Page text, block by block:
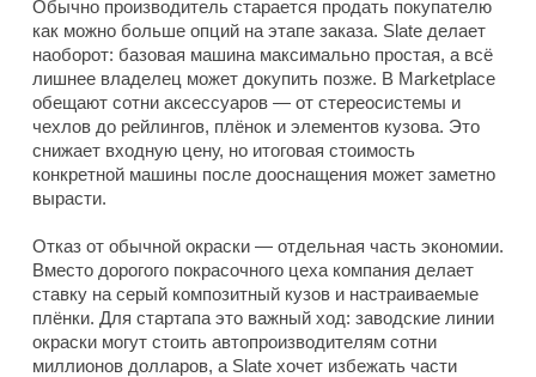
Обычно производитель старается продать покупателю
как можно больше опций на этапе заказа. Slate делает
наоборот: базовая машина максимально простая, а всё
лишнее владелец может докупить позже. В Marketplace
обещают сотни аксессуаров — от стереосистемы и
чехлов до рейлингов, плёнок и элементов кузова. Это
снижает входную цену, но итоговая стоимость
конкретной машины после дооснащения может заметно
вырасти.
Отказ от обычной окраски — отдельная часть экономии.
Вместо дорогого покрасочного цеха компания делает
ставку на серый композитный кузов и настраиваемые
плёнки. Для стартапа это важный ход: заводские линии
окраски могут стоить автопроизводителям сотни
миллионов долларов, а Slate хочет избежать части